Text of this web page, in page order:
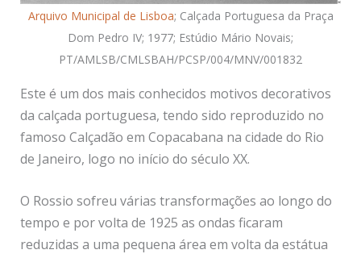
Arquivo Municipal de Lisboa; Calçada Portuguesa da Praça
Dom Pedro IV; 1977; Estúdio Mário Novais;
PT/AMLSB/CMLSBAH/PCSP/004/MNV/001832
Este é um dos mais conhecidos motivos decorativos
da calçada portuguesa, tendo sido reproduzido no
famoso Calçadão em Copacabana na cidade do Rio
de Janeiro, logo no início do século XX.
O Rossio sofreu várias transformações ao longo do
tempo e por volta de 1925 as ondas ficaram
reduzidas a uma pequena área em volta da estátua